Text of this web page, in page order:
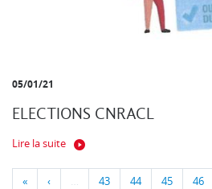
05/01/21
ELECTIONS CNRACL
Lire la suite
« ‹ … 43 44 45 46